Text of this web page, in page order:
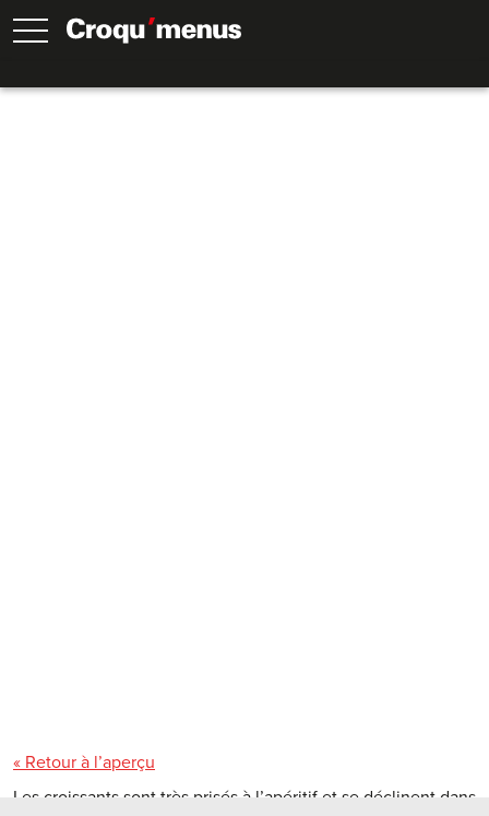
« Retour à l’aperçu
Les croissants sont très prisés à l’apéritif et se déclinent dans